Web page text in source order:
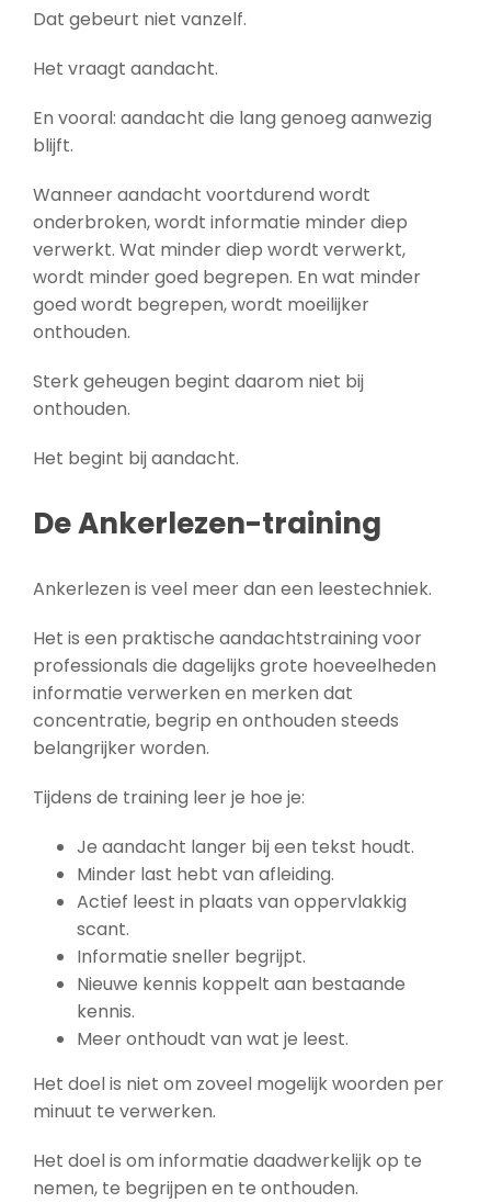
Dat gebeurt niet vanzelf.
Het vraagt aandacht.
En vooral: aandacht die lang genoeg aanwezig
blijft.
Wanneer aandacht voortdurend wordt
onderbroken, wordt informatie minder diep
verwerkt. Wat minder diep wordt verwerkt,
wordt minder goed begrepen. En wat minder
goed wordt begrepen, wordt moeilijker
onthouden.
Sterk geheugen begint daarom niet bij
onthouden.
Het begint bij aandacht.
De Ankerlezen-training
Ankerlezen is veel meer dan een leestechniek.
Het is een praktische aandachtstraining voor
professionals die dagelijks grote hoeveelheden
informatie verwerken en merken dat
concentratie, begrip en onthouden steeds
belangrijker worden.
Tijdens de training leer je hoe je:
Je aandacht langer bij een tekst houdt.
Minder last hebt van afleiding.
Actief leest in plaats van oppervlakkig
scant.
Informatie sneller begrijpt.
Nieuwe kennis koppelt aan bestaande
kennis.
Meer onthoudt van wat je leest.
Het doel is niet om zoveel mogelijk woorden per
minuut te verwerken.
Het doel is om informatie daadwerkelijk op te
nemen, te begrijpen en te onthouden.